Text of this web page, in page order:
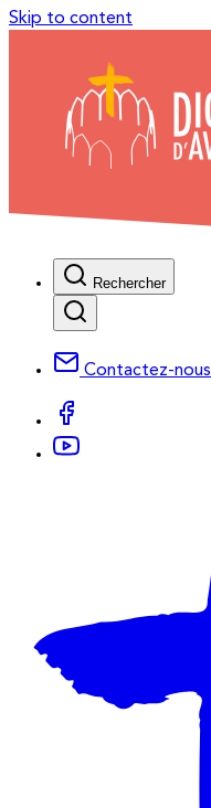
Skip to content
Rechercher
Contactez-nous